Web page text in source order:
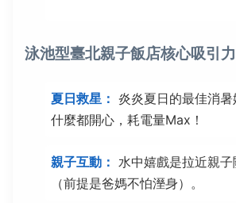
泳池型臺北親子飯店核心吸引
夏日救星： 炎炎夏日的最佳消
什麼都開心，耗電量Max！
親子互動： 水中嬉戲是拉近親
（前提是爸媽不怕溼身）。